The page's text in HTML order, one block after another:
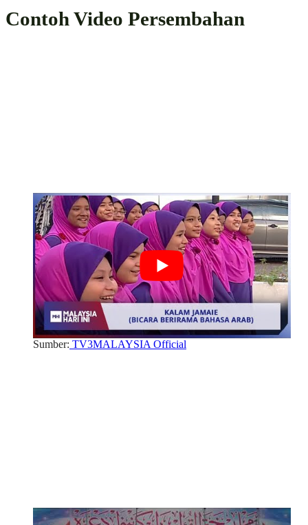
Contoh Video Persembahan
Sumber: TV3MALAYSIA Official